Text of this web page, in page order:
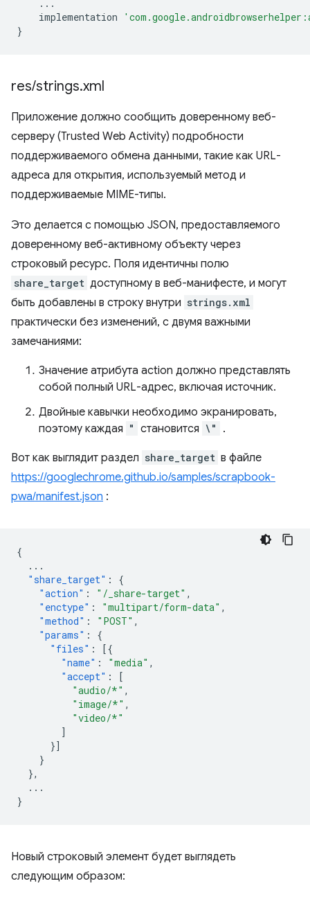
...
implementation
}
res/strings.xml
Приложение должно сообщить доверенному веб-
серверу (Trusted Web Activity) подробности
поддерживаемого обмена данными, такие как URL-
адреса для открытия, используемый метод и
поддерживаемые MIME-типы.
Это делается с помощью JSON, предоставляемого
доверенному веб-активному объекту через
строковый ресурс. Поля идентичны полю
share_target доступному в веб-манифесте, и могут
быть добавлены в строку внутри strings.xml
практически без изменений, с двумя важными
замечаниями:
Значение атрибута action должно представлять
собой полный URL-адрес, включая источник.
Двойные кавычки необходимо экранировать,
поэтому каждая " становится \" .
Вот как выглядит раздел share_target в файле
https://googlechrome.github.io/samples/scrapbook-
pwa/manifest.json :
{
...
"share_target" :
{
"action" : "/_share-target" ,
"enctype" : "multipart/form-data" ,
"method" : "POST" ,
"params" :
{
"files" :
[{
"name" : "media" ,
"accept" :
[
"audio/*" ,
"image/*" ,
"video/*"
]
}]
}
},
...
}
Новый строковый элемент будет выглядеть
следующим образом: